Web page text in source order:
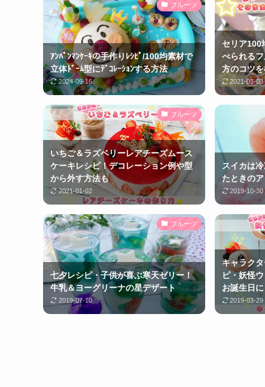
フルーツ
ｱﾝﾊﾟﾝﾏﾝｹｰｷの手作りﾚｼﾋﾟ/100均素材で
立体ﾄﾞｰﾑ型にﾃﾞｺﾚｰｼｮﾝする方法
2024-09-16
セリア100
べられる
方のコツ
2021-01-03
フルーツ
いちご＆ラズベリーレアチーズムース
ケーキレシピ！デコレーション例や型
から外す方法も
2021-01-02
スイカは
たときの
2019-10-30
フルーツ
七夕レシピ・子供が喜ぶ寒天ゼリー！
牛乳＆ヨーグリーナの星デザート
2019-07-10
キャラク
ピ・妖怪
お誕生日
2019-03-29